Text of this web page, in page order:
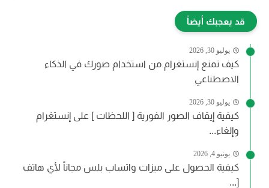
قد يعجبك أيضاً
يوليو 30, 2026
كيف تمنع إنستغرام من استخدام صورك في الذكاء
الاصطناعي
يوليو 30, 2026
كيفية إيقاف الصور الفورية [ اللحظات ] على إنستغرام
وإلغاء...
يونيو 4, 2026
كيفية الحصول على ميزات واتساب بلس مجاناً لأي هاتف
[...